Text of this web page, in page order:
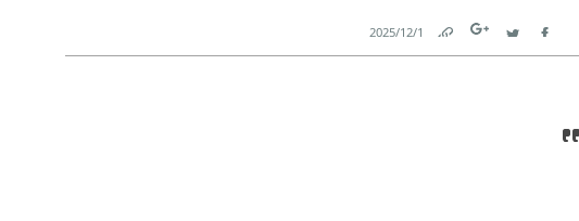
Facebook
Twitter
Link
1‏/12‏/2025